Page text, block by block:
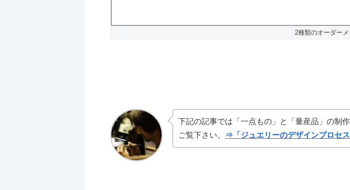
2種類のオーダー
下記の記事では「一点もの」と「量産品」の制
ご覧下さい。
⇒「ジュエリーのデザインプロセ